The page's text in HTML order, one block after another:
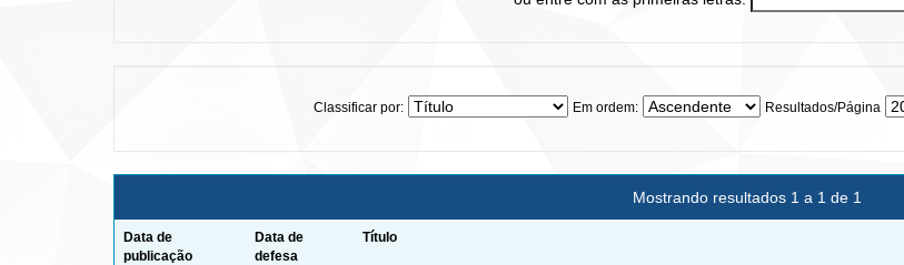
Classificar por: Em ordem: Resultados/Página
Mostrando resultados 1 a 1 de 1
Data de
publicação
Data de
defesa
Título